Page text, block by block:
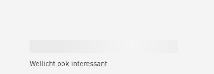
Wellicht ook interessant